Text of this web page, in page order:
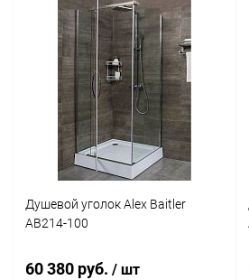
Душевой уголок Alex Baitler
AB214-100
60 380 руб. / шт